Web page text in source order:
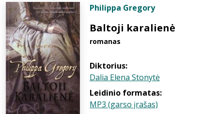
Philippa Gregory
Baltoji karalienė
romanas
Diktorius:
Dalia Elena Stonytė
Leidinio formatas:
MP3 (garso įrašas)